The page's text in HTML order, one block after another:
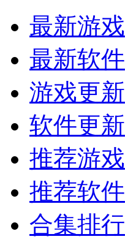
最新游戏
最新软件
游戏更新
软件更新
推荐游戏
推荐软件
合集排行